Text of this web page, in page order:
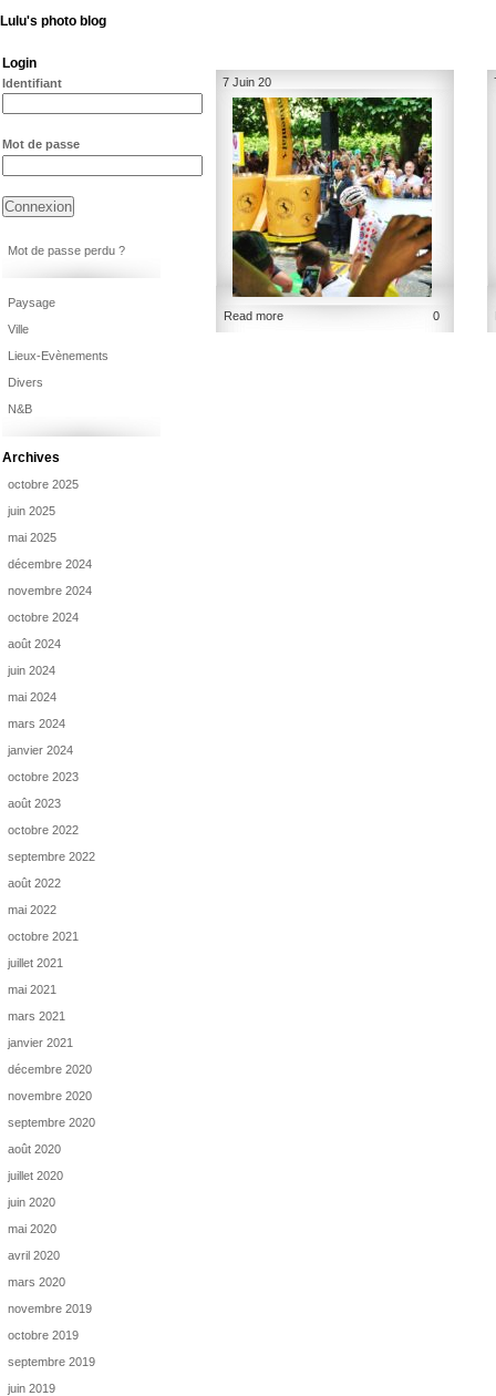
Lulu's photo blog
7 Juin 20
Read more 0
Login
Identifiant
Mot de passe
Mot de passe perdu ?
Paysage
Ville
Lieux-Evènements
Divers
N&B
Archives
octobre 2025
juin 2025
mai 2025
décembre 2024
novembre 2024
octobre 2024
août 2024
juin 2024
mai 2024
mars 2024
janvier 2024
octobre 2023
août 2023
octobre 2022
septembre 2022
août 2022
mai 2022
octobre 2021
juillet 2021
mai 2021
mars 2021
janvier 2021
décembre 2020
novembre 2020
septembre 2020
août 2020
juillet 2020
juin 2020
mai 2020
avril 2020
mars 2020
novembre 2019
octobre 2019
septembre 2019
juin 2019